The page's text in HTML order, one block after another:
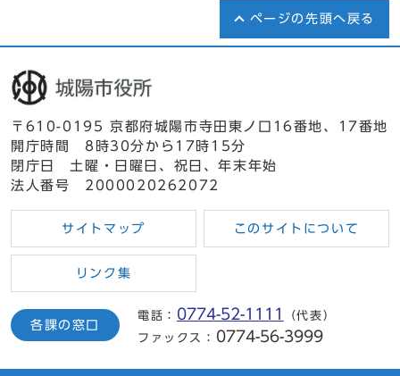
ページの先頭へ戻る
〒610-0195 京都府城陽市寺田東ノ口16番地、17番地
開庁時間 8時30分から17時15分
閉庁日 土曜・日曜日、祝日、年末年始
法人番号 2000020262072
サイトマップ このサイトについて
リンク集
各課の窓口
電話： 0774-52-1111
（代表）
ファックス：
0774-56-3999